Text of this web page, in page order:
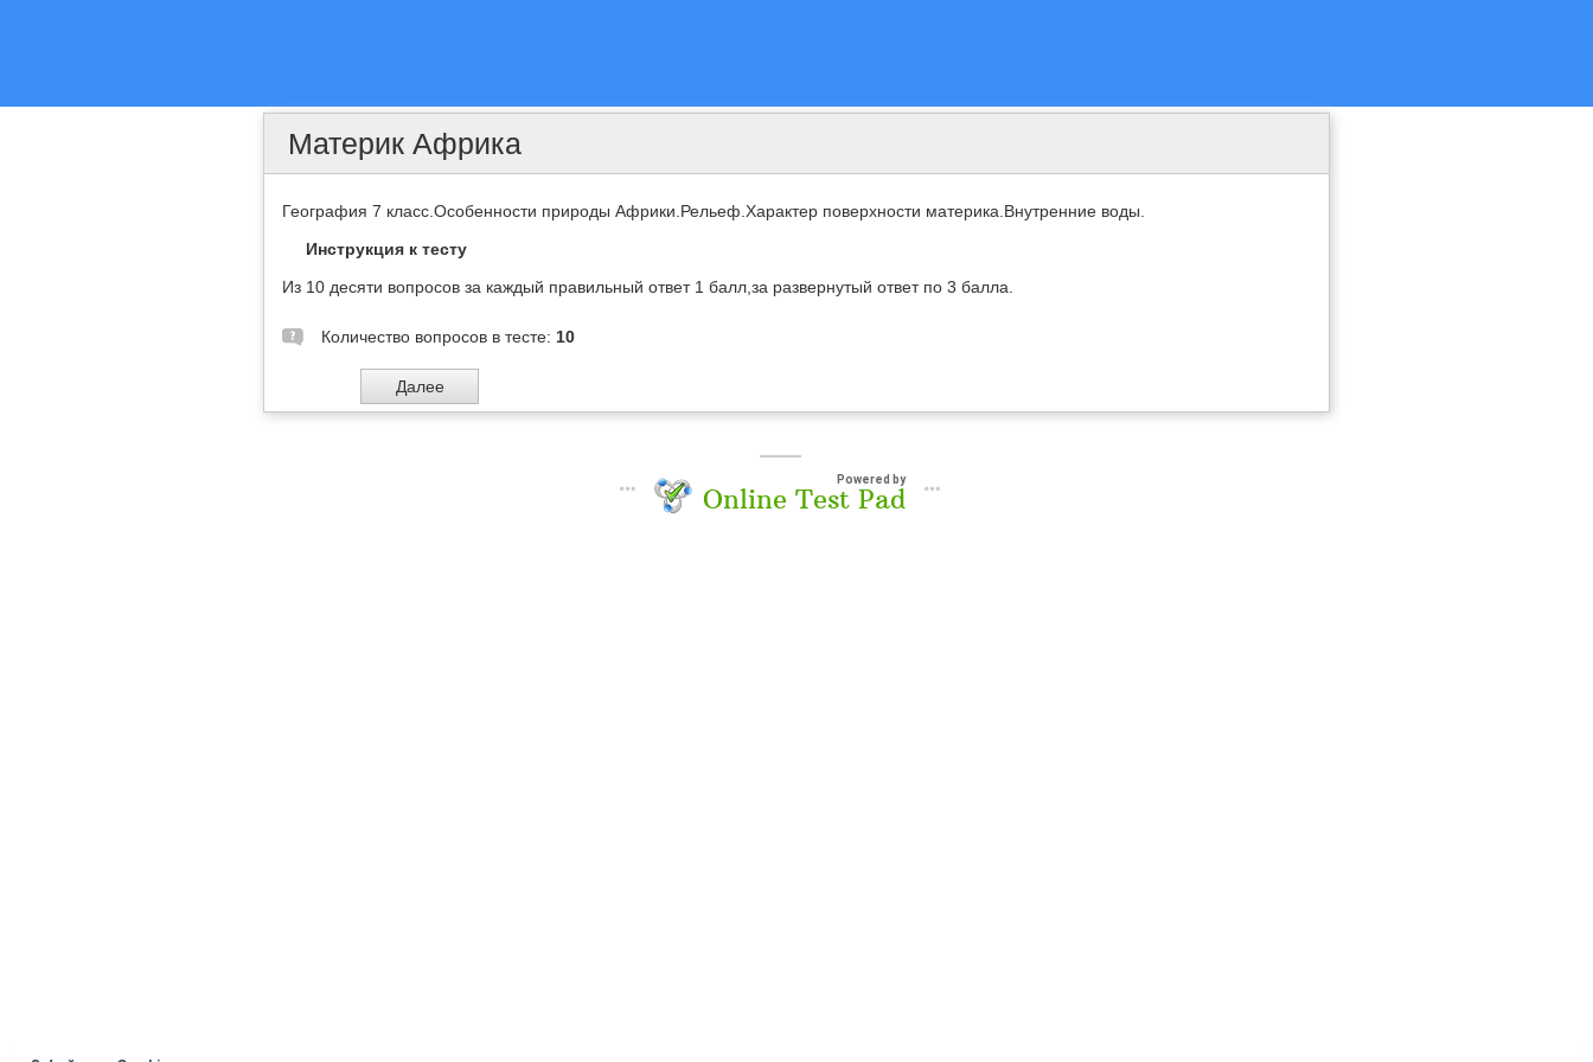
Материк Африка
География 7 класс.Особенности природы Африки.Рельеф.Характер поверхности материка.Внутренние воды.
Инструкция к тесту
Из 10 десяти вопросов за каждый правильный ответ 1 балл,за развернутый ответ по 3 балла.
Количество вопросов в тесте: 10
Powered by
Online Test Pad